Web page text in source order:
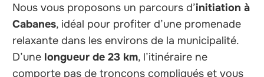
Nous vous proposons un parcours d’initiation à
Cabanes, idéal pour profiter d’une promenade
relaxante dans les environs de la municipalité.
D’une longueur de 23 km, l’itinéraire ne
comporte pas de tronçons compliqués et vous